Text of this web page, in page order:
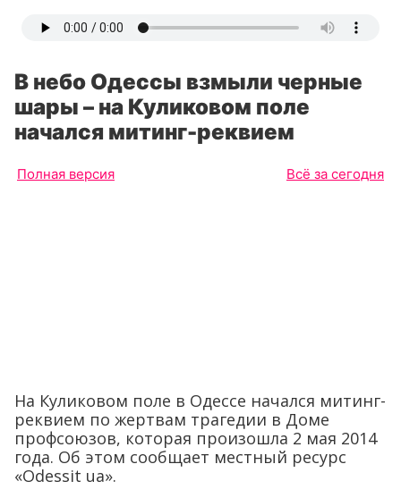
В небо Одессы взмыли черные
шары – на Куликовом поле
начался митинг-реквием
Полная версия Всё за сегодня
На Куликовом поле в Одессе начался митинг-
реквием по жертвам трагедии в Доме
профсоюзов, которая произошла 2 мая 2014
года. Об этом сообщает местный ресурс
«Odessit ua».